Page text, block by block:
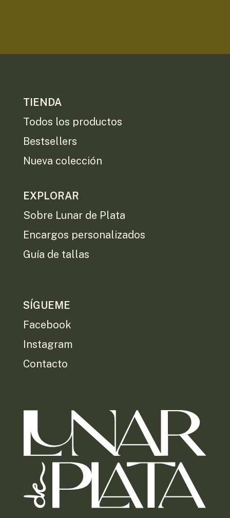
TIENDA
Todos los productos
Bestsellers
Nueva colección
EXPLORAR
Sobre Lunar de Plata
Encargos personalizados
Guía de tallas
SÍGUEME
Facebook
Instagram
Contacto